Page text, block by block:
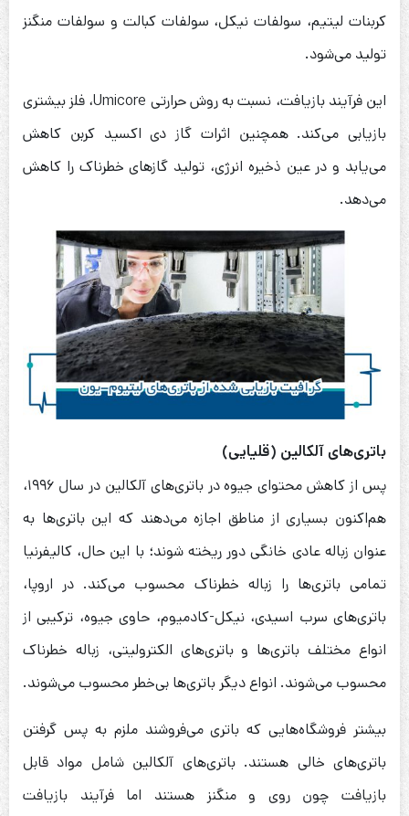
کربنات لیتیم، سولفات نیکل، سولفات کبالت و سولفات منگنز
تولید می‌شود.
این فرآیند بازیافت، نسبت به روش حرارتی Umicore، فلز بیشتری
بازیابی می‌کند. همچنین اثرات گاز دی اکسید کربن کاهش
می‌یابد و در عین ذخیره انرژی، تولید گازهای خطرناک را کاهش
می‌دهد.
باتری‌های آلکالین (قلیایی)
پس از کاهش محتوای جیوه در باتری‌های آلکالین در سال ۱۹۹۶،
هم‌اکنون بسیاری از مناطق اجازه می‌دهند که این باتری‌ها به
عنوان زباله عادی خانگی دور ریخته شوند؛ با این حال، کالیفرنیا
تمامی باتری‌ها را زباله خطرناک محسوب می‌کند. در اروپا،
باتری‌های سرب اسیدی، نیکل-کادمیوم، حاوی جیوه، ترکیبی از
انواع مختلف باتری‌ها و باتری‌های الکترولیتی، زباله خطرناک
محسوب می‌شوند. انواع دیگر باتری‌ها بی‌خطر محسوب می‌شوند.
بیشتر فروشگاه‌هایی که باتری می‌فروشند ملزم به پس گرفتن
باتری‌های خالی هستند. باتری‌های آلکالین شامل مواد قابل
بازیافت چون روی و منگنز هستند اما فرآیند بازیافت